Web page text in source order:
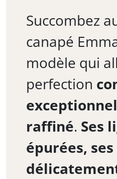
Succombez
canapé
modèle qui
perfection
raffiné. Ses
épurées,